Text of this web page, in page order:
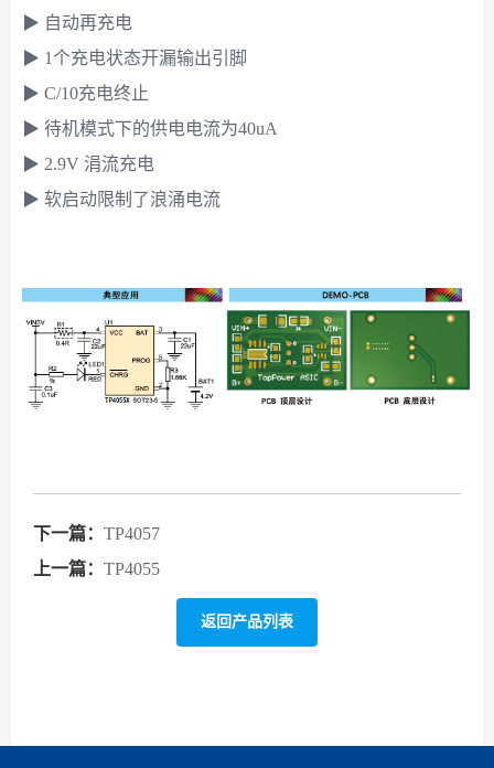
▶ 自动再充电
▶ 1个充电状态开漏输出引脚
▶ C/10充电终止
▶ 待机模式下的供电电流为40uA
▶ 2.9V 涓流充电
▶ 软启动限制了浪涌电流
下一篇： TP4057
上一篇： TP4055
返回产品列表